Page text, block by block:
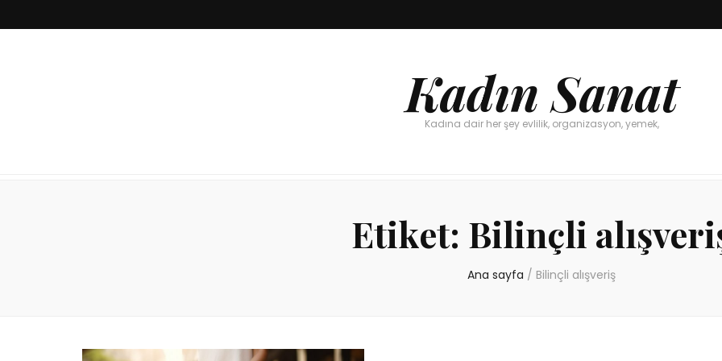
Kadın Sanat
Kadına dair her şey evlilik, organizasyon, yemek,
Etiket: Bilinçli
Ana sayfa / Bilinçli alışveriş